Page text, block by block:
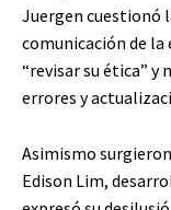
Juergen cuestionó
comunicación de la
“revisar su ética” y
errores y
Asimismo
Edison Lim,